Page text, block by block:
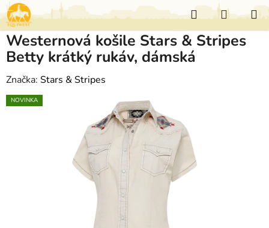
Přejít
na
obsah
Hledat
KOŠÍK
Westernová košile Stars & Stripes
Betty krátký rukáv, dámská
Značka: Stars & Stripes
NOVINKA